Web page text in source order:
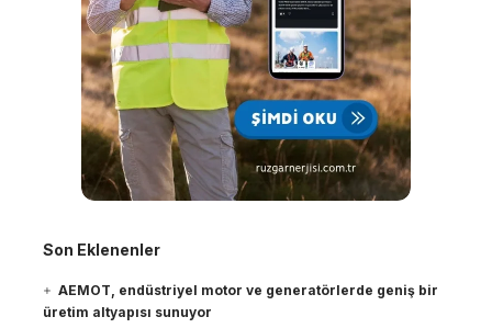
Son Eklenenler
AEMOT, endüstriyel motor ve generatörlerde geniş bir
üretim altyapısı sunuyor